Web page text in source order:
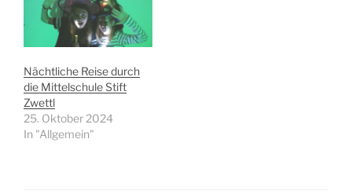
Nächtliche Reise durch
die Mittelschule Stift
Zwettl
25. Oktober 2024
In "Allgemein"